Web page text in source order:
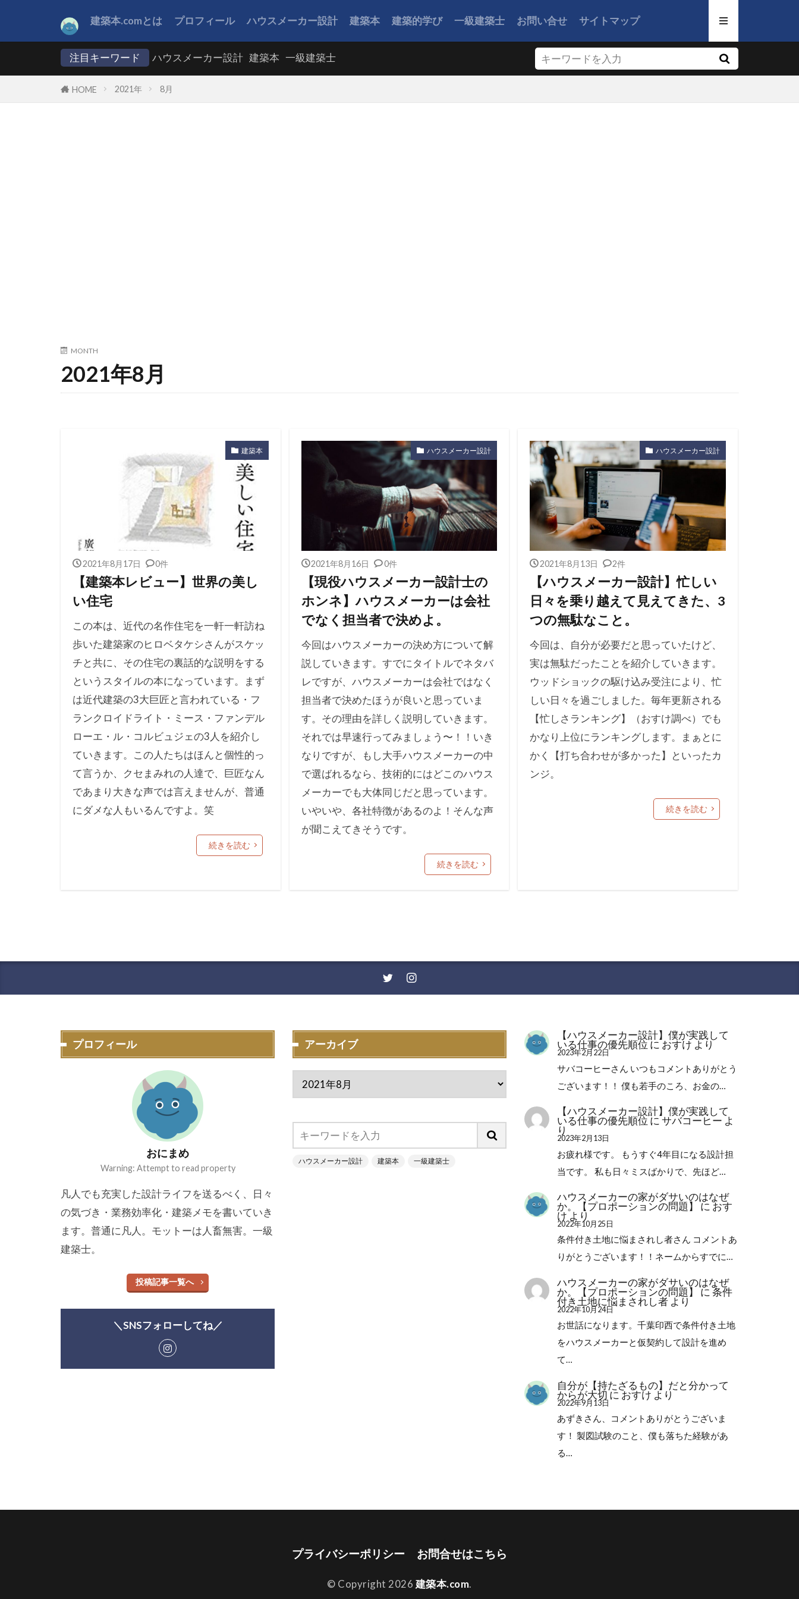
建築本.comとは プロフィール ハウスメーカー設計 建築本 建築的学び 一級建築士 お問い合せ サイトマップ
注目キーワード ハウスメーカー設計 建築本 一級建築士
HOME 2021年 8月
MONTH
2021年8月
建築本
2021年8月17日 0件
【建築本レビュー】世界の美し
い住宅
この本は、近代の名作住宅を一軒一軒訪ね
歩いた建築家のヒロベタケシさんがスケッ
チと共に、その住宅の裏話的な説明をする
というスタイルの本になっています。まず
は近代建築の3大巨匠と言われている・フ
ランクロイドライト・ミース・ファンデル
ローエ・ル・コルビュジェの3人を紹介し
ていきます。この人たちはほんと個性的っ
て言うか、クセまみれの人達で、巨匠なん
であまり大きな声では言えませんが、普通
にダメな人もいるんですよ。笑
続きを読む
ハウスメーカー設計
2021年8月16日 0件
【現役ハウスメーカー設計士の
ホンネ】ハウスメーカーは会社
でなく担当者で決めよ。
今回はハウスメーカーの決め方について解
説していきます。すでにタイトルでネタバ
レですが、ハウスメーカーは会社ではなく
担当者で決めたほうが良いと思っていま
す。その理由を詳しく説明していきます。
それでは早速行ってみましょう〜！！いき
なりですが、もし大手ハウスメーカーの中
で選ばれるなら、技術的にはどこのハウス
メーカーでも大体同じだと思っています。
いやいや、各社特徴があるのよ！そんな声
が聞こえてきそうです。
続きを読む
ハウスメーカー設計
2021年8月13日 2件
【ハウスメーカー設計】忙しい
日々を乗り越えて見えてきた、3
つの無駄なこと。
今回は、自分が必要だと思っていたけど、
実は無駄だったことを紹介していきます。
ウッドショックの駆け込み受注により、忙
しい日々を過ごしました。毎年更新される
【忙しさランキング】（おすけ調べ）でも
かなり上位にランキングします。まぁとに
かく【打ち合わせが多かった】といったカ
ンジ。
続きを読む
プロフィール
おにまめ
Warning: Attempt to read property
凡人でも充実した設計ライフを送るべく、日々
の気づき・業務効率化・建築メモを書いていき
ます。普通に凡人。モットーは人畜無害。一級
建築士。
投稿記事一覧へ
＼SNSフォローしてね／
アーカイブ
ハウスメーカー設計 建築本 一級建築士
【ハウスメーカー設計】僕が実践して
いる仕事の優先順位に おすけ より
2023年2月22日
サバコーヒーさん いつもコメントありがとう
ございます！！ 僕も若手のころ、お金の…
【ハウスメーカー設計】僕が実践して
いる仕事の優先順位にサバコーヒー よ
り
2023年2月13日
お疲れ様です。 もうすぐ4年目になる設計担
当です。 私も日々ミスばかりで、先ほど…
ハウスメーカーの家がダサいのはなぜ
か。【プロポーションの問題】 に おす
け より
2022年10月25日
条件付き土地に悩まされし者さん コメントあ
りがとうございます！！ネームからすでに…
ハウスメーカーの家がダサいのはなぜ
か。【プロポーションの問題】 に 条件
付き土地に悩まされし者より
2022年10月24日
お世話になります。千葉印西で条件付き土地
をハウスメーカーと仮契約して設計を進め
て…
自分が【持たざるもの】だと分かって
からが大切におすけ より
2022年9月13日
あずきさん、コメントありがとうございま
す！ 製図試験のこと、僕も落ちた経験があ
る…
プライバシーポリシー お問合せはこちら
© Copyright 2026 建築本.com.